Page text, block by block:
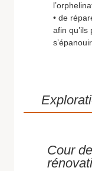
• de
afin
Cour